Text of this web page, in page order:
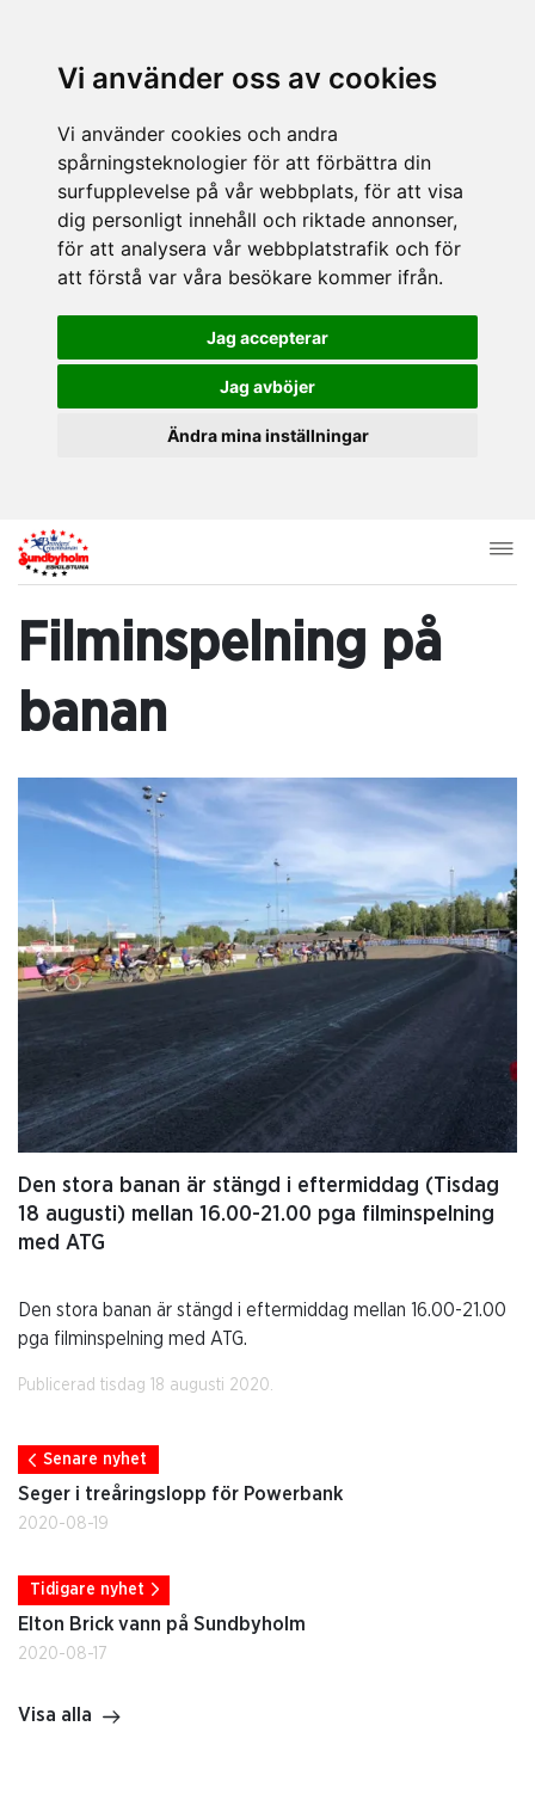
Vi använder oss av cookies
Vi använder cookies och andra
spårningsteknologier för att förbättra din
surfupplevelse på vår webbplats, för att visa
dig personligt innehåll och riktade annonser,
för att analysera vår webbplatstrafik och för
att förstå var våra besökare kommer ifrån.
Jag accepterar
Jag avböjer
Ändra mina inställningar
Filminspelning på
banan
Den stora banan är stängd i eftermiddag (Tisdag
18 augusti) mellan 16.00-21.00 pga filminspelning
med ATG
Den stora banan är stängd i eftermiddag mellan 16.00-21.00
pga filminspelning med ATG.
Publicerad tisdag 18 augusti 2020.
Senare nyhet
Seger i treåringslopp för Powerbank
2020-08-19
Tidigare nyhet
Elton Brick vann på Sundbyholm
2020-08-17
Visa alla